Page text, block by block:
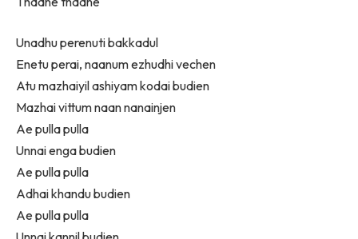
Unadhu perenuti bakkadul
Enetu perai, naanum ezhudhi vechen
Atu mazhaiyil ashiyam kodai budien
Mazhai vittum naan nanainjen
Ae pulla pulla
Unnai enga budien
Ae pulla pulla
Adhai khandu budien
Ae pulla pulla